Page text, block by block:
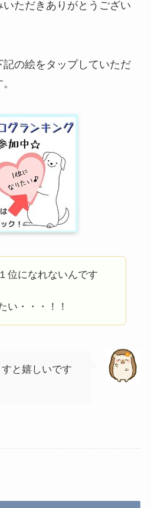
ただきありがとうござい
の絵をタップしていただ
位になれないんです
い・・・！！
と嬉しいです